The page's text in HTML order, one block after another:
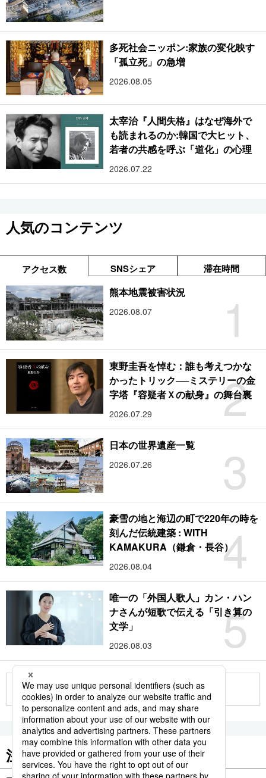
多死社会ニッポン:家族の変化映す
「孤立死」の急増
2026.08.05
太宰治『人間失格』はなぜ海外で
も読まれるのか:韓国で大ヒット、
若者の共感を呼ぶ「道化」の心理
2026.07.22
人気のコンテンツ
アクセス数 SNSシェア 滞在時間
1
熊本地震被害状況
2026.08.07
2
東野圭吾を悼む：誰も考えつかな
かったトリック──ミステリーの金
字塔『容疑者Ｘの献身』の舞台裏
2026.07.29
3
日本の世界遺産一覧
2026.07.26
4
豪雪の地と海辺の町で220年の時を
刻んだ伝統建築 : WITH
KAMAKURA（鎌倉・長谷）
2026.08.04
5
唯一の「外国人歌人」カン・ハン
ナさんが短歌で伝える「引き算の
文学」
2026.08.03
もっと見る
注目のキーワード